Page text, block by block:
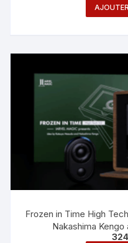
Frozen in Time High
Nakashima